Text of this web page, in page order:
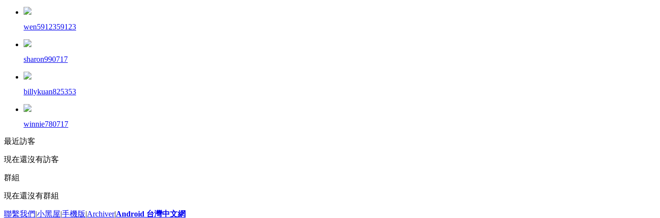
wen5912359123
sharon990717
billykuan825353
winnie780717
最近訪客
現在還沒有訪客
群組
現在還沒有群組
聯繫我們|小黑屋|手機版|Archiver|Android 台灣中文網